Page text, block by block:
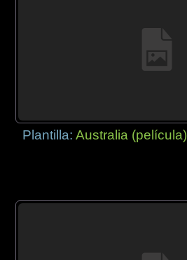
Plantilla:Australia (película)